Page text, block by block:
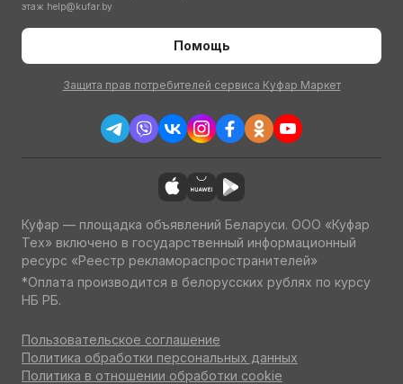
этаж help@kufar.by
Помощь
Защита прав потребителей сервиса Куфар Маркет
Куфар — площадка объявлений Беларуси. ООО «Куфар
Тех» включено в государственный информационный
ресурс «Реестр рекламораспространителей»
*Оплата производится в белорусских рублях по курсу
НБ РБ.
Пользовательское соглашение
Политика обработки персональных данных
Политика в отношении обработки cookie